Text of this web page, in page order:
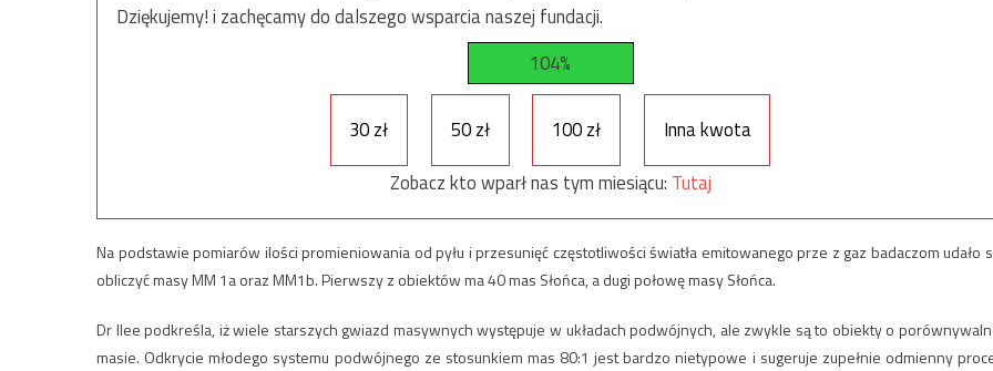
Dziękujemy! i zachęcamy do dalszego wsparcia naszej fundacji.
104%
30 zł 50 zł 100 zł
Inna kwota
Zobacz kto wparł nas tym miesiącu: Tutaj
Na podstawie pomiarów ilości promieniowania od pyłu i przesunięć częstotliwości światła emitowanego prze z gaz badaczom udało
obliczyć masy MM 1a oraz MM1b. Pierwszy z obiektów ma 40 mas Słońca, a dugi połowę masy Słońca.
Dr Ilee podkreśla, iż wiele starszych gwiazd masywnych występuje w układach podwójnych, ale zwykle są to obiekty o
masie. Odkrycie młodego systemu podwójnego ze stosunkiem mas 80:1 jest bardzo nietypowe i sugeruje zupełnie odmienny